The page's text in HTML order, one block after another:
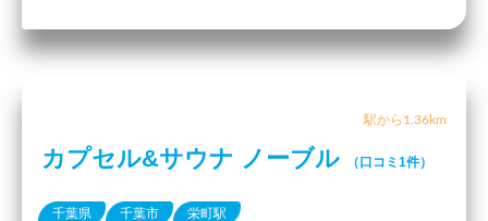
駅から1.36km
カプセル&サウナ ノーブル （口コミ1件）
千葉県 千葉市 栄町駅